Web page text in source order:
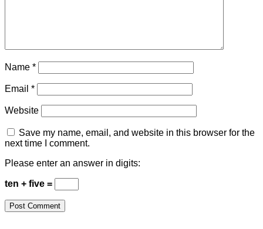
Name *
Email *
Website
Save my name, email, and website in this browser for the
next time I comment.
Please enter an answer in digits:
ten + five =